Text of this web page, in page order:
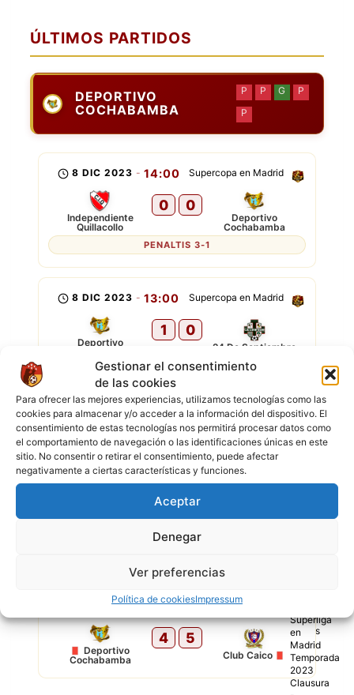
Gestionar el consentimiento
de las cookies
Para ofrecer las mejores experiencias, utilizamos tecnologías como las
cookies para almacenar y/o acceder a la información del dispositivo. El
consentimiento de estas tecnologías nos permitirá procesar datos como
el comportamiento de navegación o las identificaciones únicas en este
sitio. No consentir o retirar el consentimiento, puede afectar
negativamente a ciertas características y funciones.
Aceptar
Denegar
Ver preferencias
Política de cookiesImpressum
ÚLTIMOS PARTIDOS
DEPORTIVO
COCHABAMBA
P P G
P
P
Supercopa en Madrid
8 DIC 2023 - 14:00
Independiente
Quillacollo
0 0
Deportivo
Cochabamba
PENALTIS 3-1
Supercopa en Madrid
8 DIC 2023 - 13:00
Deportivo
1 0
24 De Septiembre
Superliga en Madrid
3 DIC 2023 - 12:00
Deportivo
Cochabamba
5 2
Independiente
Quillacollo
Superliga en Madrid
15:00
8 2
Superliga en Madrid
19 NOV 2023 - 13:00
Deportivo
Cochabamba
4 5
Club Caico